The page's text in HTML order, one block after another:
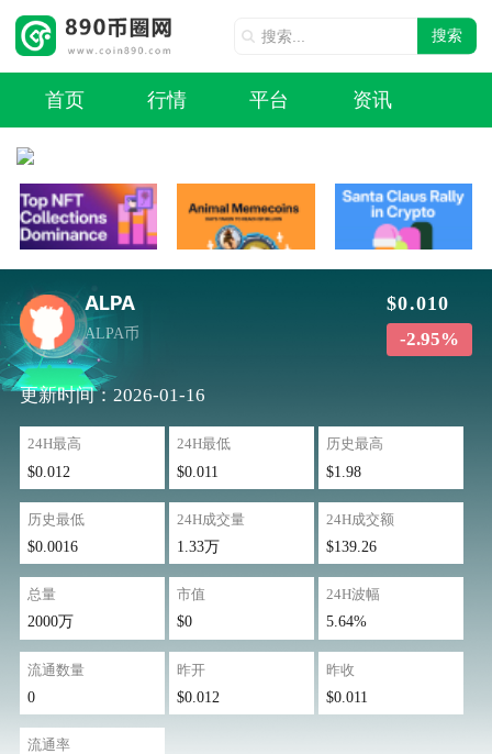
搜索
首页 行情 平台 资讯
ALPA
ALPA币
$0.010
-2.95%
更新时间：2026-01-16
24H最高
$0.012
24H最低
$0.011
历史最高
$1.98
历史最低
$0.0016
24H成交量
1.33万
24H成交额
$139.26
总量
2000万
市值
$0
24H波幅
5.64%
流通数量
0
昨开
$0.012
昨收
$0.011
流通率